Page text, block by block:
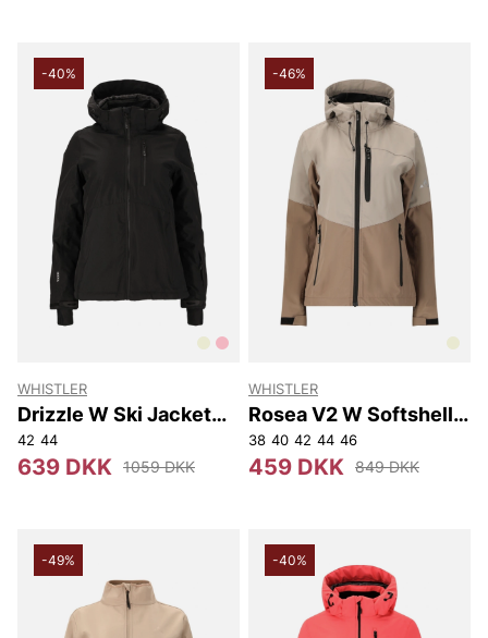
-40%
WHISTLER
Drizzle W Ski Jacket
W-Pro 10000
42 44
639 DKK 1059 DKK
-46%
WHISTLER
Rosea V2 W Softshell
Jacket W-Pro 8000
38 40 42 44 46
459 DKK 849 DKK
-49% -40%